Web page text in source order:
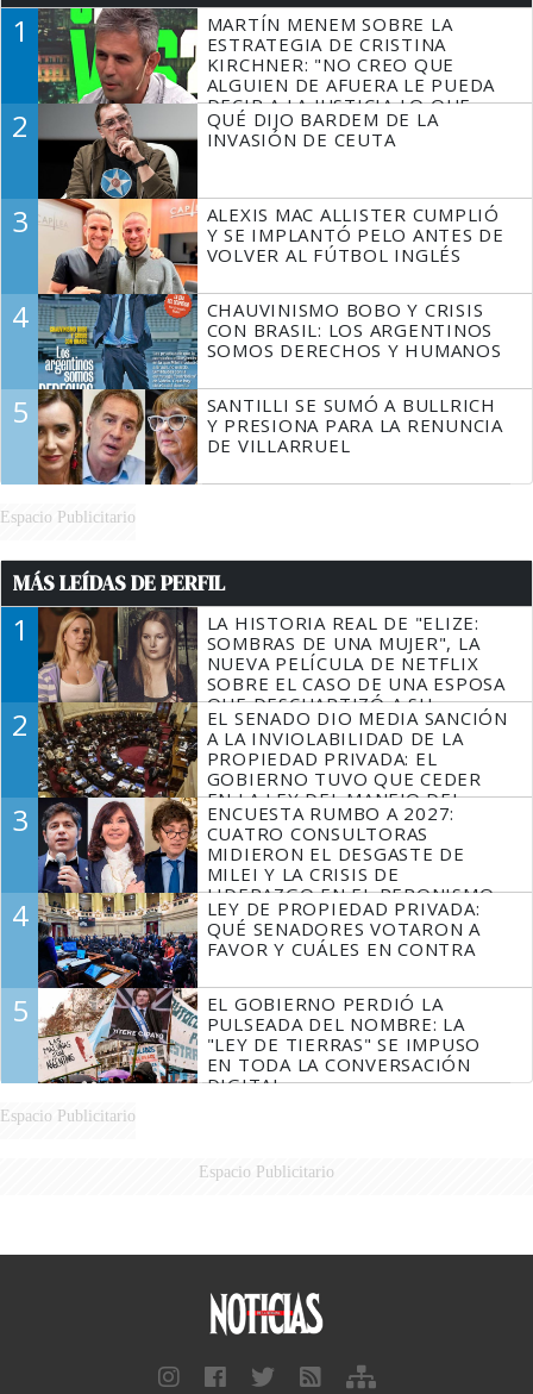
1
MARTÍN MENEM SOBRE LA
ESTRATEGIA DE CRISTINA
KIRCHNER: "NO CREO QUE
ALGUIEN DE AFUERA LE PUEDA
DECIR A LA JUSTICIA LO QUE
TIENE QUE HACER"
2
QUÉ DIJO BARDEM DE LA
INVASIÓN DE CEUTA
3
ALEXIS MAC ALLISTER CUMPLIÓ
Y SE IMPLANTÓ PELO ANTES DE
VOLVER AL FÚTBOL INGLÉS
4
CHAUVINISMO BOBO Y CRISIS
CON BRASIL: LOS ARGENTINOS
SOMOS DERECHOS Y HUMANOS
5
SANTILLI SE SUMÓ A BULLRICH
Y PRESIONA PARA LA RENUNCIA
DE VILLARRUEL
Espacio Publicitario
MÁS LEÍDAS DE PERFIL
1
LA HISTORIA REAL DE "ELIZE:
SOMBRAS DE UNA MUJER", LA
NUEVA PELÍCULA DE NETFLIX
SOBRE EL CASO DE UNA ESPOSA
QUE DESCUARTIZÓ A SU
MARIDO
2
EL SENADO DIO MEDIA SANCIÓN
A LA INVIOLABILIDAD DE LA
PROPIEDAD PRIVADA: EL
GOBIERNO TUVO QUE CEDER
EN LA LEY DEL MANEJO DEL
FUEGO
3
ENCUESTA RUMBO A 2027:
CUATRO CONSULTORAS
MIDIERON EL DESGASTE DE
MILEI Y LA CRISIS DE
LIDERAZGO EN EL PERONISMO
4
LEY DE PROPIEDAD PRIVADA:
QUÉ SENADORES VOTARON A
FAVOR Y CUÁLES EN CONTRA
5
EL GOBIERNO PERDIÓ LA
PULSEADA DEL NOMBRE: LA
"LEY DE TIERRAS" SE IMPUSO
EN TODA LA CONVERSACIÓN
DIGITAL
Espacio Publicitario
Espacio Publicitario